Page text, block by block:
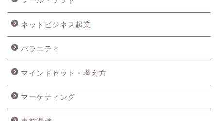
ネットビジネス起業
バラエティ
マインドセット・考え方
マーケティング